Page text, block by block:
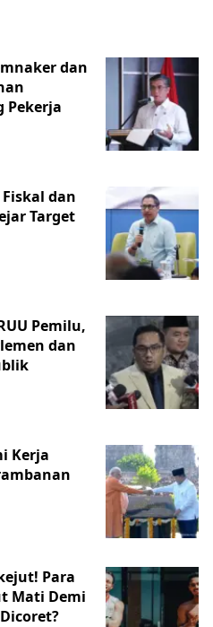
dan
Pekerja
dan
Target
Pemilu,
dan
Kerja
Para
Mati Demi